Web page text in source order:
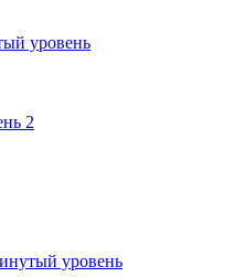
уровень
2
уровень